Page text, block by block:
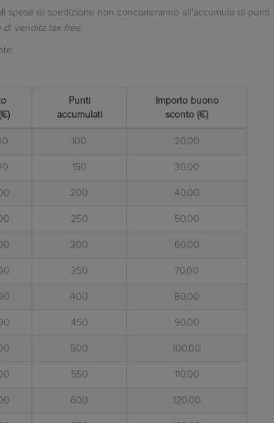
spese di spedizione non concorreranno all'accumulo di punti
di vendita tax free.
Punti
accumulati
Importo buono
sconto (€)
100 20,00
150 30,00
200 40,00
250 50,00
300 60,00
350 70,00
400 80,00
450 90,00
500 100,00
550 110,00
600 120,00